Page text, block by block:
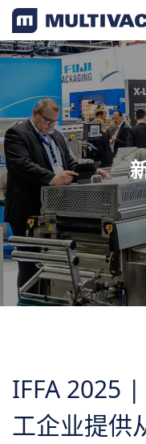
产品检索
产品概览
服务支持
新闻与活动
最新消息
近期活动
关于我们
IFFA 2025
工企业提供